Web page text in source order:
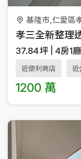
基隆市,仁愛區
孝三全新整理
37.84坪 4房1
近便利商店 近
1200 萬